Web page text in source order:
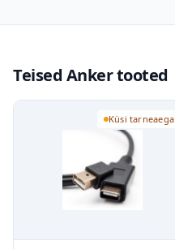
Teised Anker tooted
Küsi tarneaega